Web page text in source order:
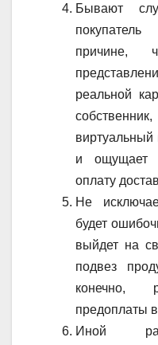
Бывают
причине,
реальной
виртуальный
и ощущает
оплату
Не
будет
выйдет на
подвез
конечно,
предоплаты
Иной